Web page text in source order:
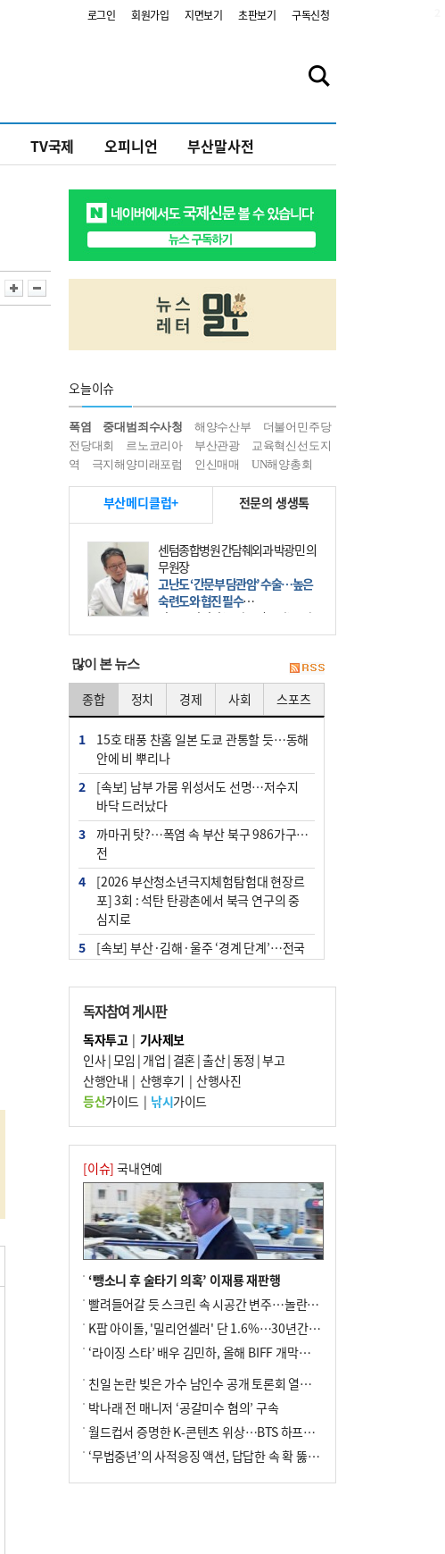
로그인 회원가입 지면보기 초판보기 구독신청
TV국제 오피니언 부산말사전
오늘이슈
폭염 중대범죄수사청 해양수산부
더불어민주당
전당대회
르노코리아 부산관광
교육혁신선도지
역
극지해양미래포럼 인신매매 UN해양총회
부산메디클럽+ 전문의 생생톡
센텀종합병원 간담췌외과 박광민 의
무원장
고난도 ‘간문부 담관암’ 수술…높은
숙련도와 협진 필수
간문부 담관암(클라츠킨 종양)은 좌
우 간에서 나오는, 담관(담즙 배출 경
部)’에 생기는 악성 종양이다. 간동맥
문맥 림프절 담
많이 본 뉴스
종합 정치 경제 사회 스포츠
1
15호 태풍 찬홈 일본 도쿄 관통할 듯…동해
안에 비 뿌리나
2
[속보] 남부 가뭄 위성서도 선명…저수지
바닥 드러났다
3
까마귀 탓?…폭염 속 부산 북구 986가구 정
전
4
[2026 부산청소년극지체험탐험대 현장르
포] 3회 : 석탄 탄광촌에서 북극 연구의 중
심지로
5
[속보] 부산·김해·울주 ‘경계 단계’…전국
중징계
7
부산·울산·경남 폭염 속 소나기·비…무더
위는 지속
8
이임생, 홍명보 선임 독단적 결정 아냐…면
담 메모 제출
10 홈플 사태에 2분기 대형마트 판매 9.4%
↓…백화점은 14.8%↑
독자참여 게시판
독자투고| 기사제보
인사|모임 | 개업 | 결혼|출산|동정 |부고
산행안내 | 산행후기 | 산행사진
등산가이드| 낚시가이드
[이슈] 국내연예
‘뺑소니 후 술타기 의혹’ 이재룡 재판행
빨려들어갈 듯 스크린 속 시공간 변주…놀란의 메시지는 ‘전쟁 속죄’
K팝 아이돌, '밀리언셀러' 단 1.6%…30년간 등장 1182개팀 전수조사
‘라이징 스타’ 배우 김민하, 올해 BIFF 개막식 사회자 확정
친일 논란 빚은 가수 남인수 공개 토론회 열린다.
박나래 전 매니저 ‘공갈미수 혐의’ 구속
월드컵서 증명한 K-콘텐츠 위상…BTS 하프타임쇼·정호연 트로피 세리머니
‘무법중년’의 사적응징 액션, 답답한 속 확 뚫어주네